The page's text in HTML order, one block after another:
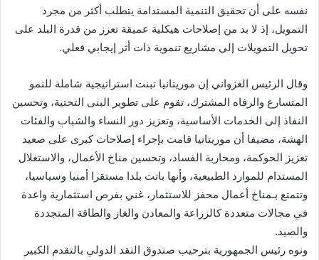
نفسه على أن تحقيق التنمية المستدامة يتطلب أكثر من مجرد
التمويل، إذ لا بد من إصلاحات هيكلية عميقة تعزز من قدرة البلد على
تحويل التمويلات إلى مشاريع تنموية ذات أثر إيجابي فعلي.
وقال الرئيس الغزواني إن موريتانيا تبنت استراتيجية شاملة للنمو
المتسارع والرفاه المشترك، تقوم على تطوير البنى التحتية، وتحسين
النفاذ إلى الخدمات الأساسية، وتعزيز دور النساء والشباب والفئات
الهشة، مضيفا أن موريتانيا قامت بإجراء إصلاحات كبرى على صعيد
تعزيز الحوكمة، ومحاربة الفساد، وتحسين مناخ الأعمال، والاستغلال
المستدام للموارد الطبيعية، وأنها باتت بلدا مستقرا أمنيا وسياسيا،
وتتمتع بـمناخ أعمال محفز للاستثمار، غني بفرص استثمارية واعدة
في مجالات متعددة كالزراعة والمعادن والغاز والطاقة المتجددة
والصيد.
ونوه رئيس الجمهورية بترحيب صندوق النقد الدولي بالتقدم الكبير